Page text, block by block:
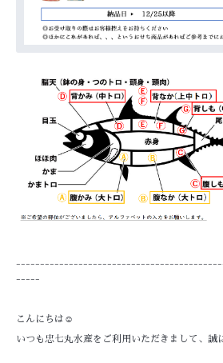
-----
こんにちは☺
いつも忠七丸水産をご利用いただきまして、誠